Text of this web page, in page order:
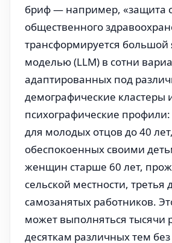
бриф — например, «защита
общественного
трансформируется большой
моделью (LLM) в сотни
адаптированных под
демографические кластеры
психографические
для молодых отцов до 40 лет,
обеспокоенных своими
женщин старше 60 лет,
сельской местности, третья
самозанятых работников.
может выполняться тысячи
десяткам различных тем